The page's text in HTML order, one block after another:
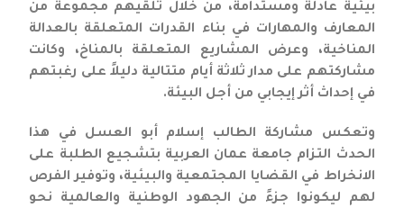
بيئية عادلة ومستدامة، من خلال تلقيهم مجموعة من
المعارف والمهارات في بناء القدرات المتعلقة بالعدالة
المناخية، وعرض المشاريع المتعلقة بالمناخ، وكانت
مشاركتهم على مدار ثلاثة أيام متتالية دليلاً على رغبتهم
في إحداث أثر إيجابي من أجل البيئة.
وتعكس مشاركة الطالب إسلام أبو العسل في هذا
الحدث التزام جامعة عمان العربية بتشجيع الطلبة على
الانخراط في القضايا المجتمعية والبيئية، وتوفير الفرص
لهم ليكونوا جزءً من الجهود الوطنية والعالمية نحو